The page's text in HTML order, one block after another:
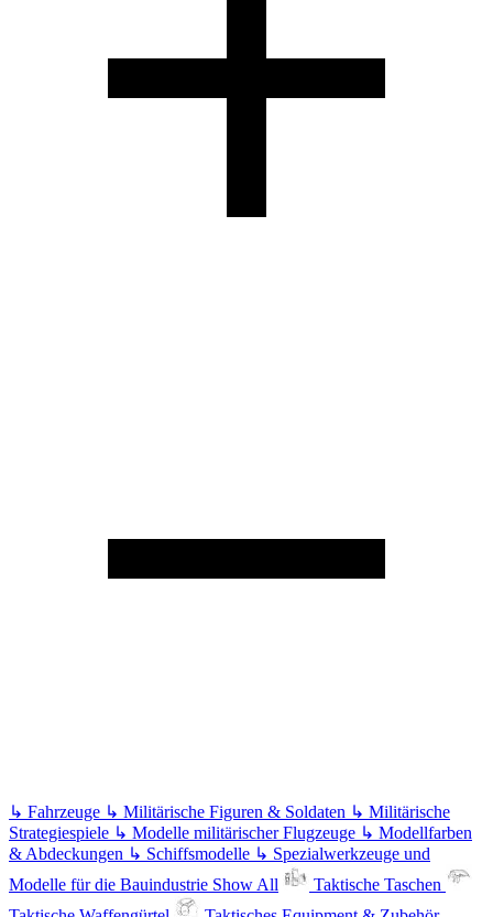
↳ Fahrzeuge ↳ Militärische Figuren & Soldaten ↳ Militärische
Strategiespiele ↳ Modelle militärischer Flugzeuge ↳ Modellfarben
& Abdeckungen ↳ Schiffsmodelle ↳ Spezialwerkzeuge und
Modelle für die Bauindustrie Show All
Taktische Taschen